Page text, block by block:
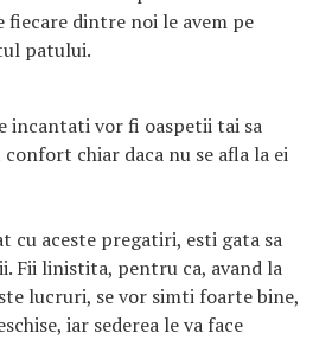
fiecare dintre noi le avem pe
patului.
incantati vor fi oaspetii tai sa
confort chiar daca nu se afla la ei
cu aceste pregatiri, esti gata sa
Fii linistita, pentru ca, avand la
lucruri, se vor simti foarte bine,
iar sederea le va face